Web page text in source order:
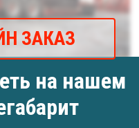
ЗАКАЗ
на нашем